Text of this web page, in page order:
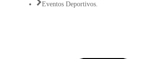
Eventos Deportivos.